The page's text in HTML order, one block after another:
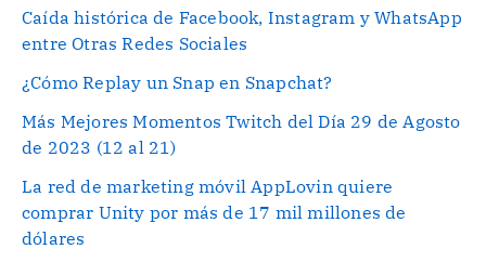
Caída histórica de Facebook, Instagram y WhatsApp
entre Otras Redes Sociales
¿Cómo Replay un Snap en Snapchat?
Más Mejores Momentos Twitch del Día 29 de Agosto
de 2023 (12 al 21)
La red de marketing móvil AppLovin quiere
comprar Unity por más de 17 mil millones de
dólares